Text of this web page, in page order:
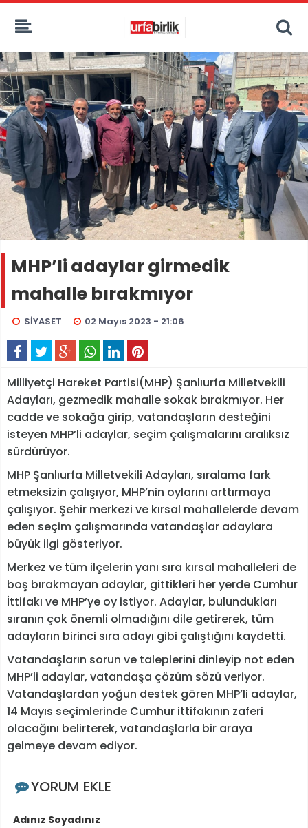
MHP’li adaylar girmedik
mahalle bırakmıyor
SİYASET 02 Mayıs 2023 - 21:06
Milliyetçi Hareket Partisi(MHP) Şanlıurfa Milletvekili
Adayları, gezmedik mahalle sokak bırakmıyor. Her
cadde ve sokağa girip, vatandaşların desteğini
isteyen MHP’li adaylar, seçim çalışmalarını aralıksız
sürdürüyor.
MHP Şanlıurfa Milletvekili Adayları, sıralama fark
etmeksizin çalışıyor, MHP’nin oylarını arttırmaya
çalışıyor. Şehir merkezi ve kırsal mahallelerde devam
eden seçim çalışmarında vatandaşlar adaylara
büyük ilgi gösteriyor.
Merkez ve tüm ilçelerin yanı sıra kırsal mahalleleri de
boş bırakmayan adaylar, gittikleri her yerde Cumhur
İttifakı ve MHP’ye oy istiyor. Adaylar, bulundukları
sıranın çok önemli olmadığını dile getirerek, tüm
adayların birinci sıra adayı gibi çalıştığını kaydetti.
Vatandaşların sorun ve taleplerini dinleyip not eden
MHP’li adaylar, vatandaşa çözüm sözü veriyor.
Vatandaşlardan yoğun destek gören MHP’li adaylar,
14 Mayıs seçimlerinde Cumhur ittifakının zaferi
olacağını belirterek, vatandaşlarla bir araya
gelmeye devam ediyor.
YORUM EKLE
Adınız Soyadınız